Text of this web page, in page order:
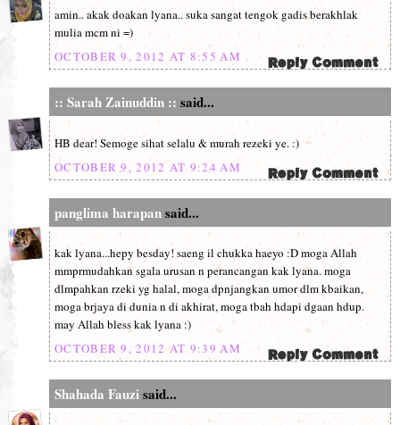
amin.. akak doakan lyana.. suka sangat tengok gadis berakhlak
mulia mcm ni =)
OCTOBER 9, 2012 AT 8:55 AM
:: Sarah Zainuddin :: said...
HB dear! Semoge sihat selalu & murah rezeki ye. :)
OCTOBER 9, 2012 AT 9:24 AM
panglima harapansaid...
kak lyana...hepy besday! saeng il chukka haeyo :D moga Allah
mmprmudahkan sgala urusan n perancangan kak lyana. moga
dlmpahkan rzeki yg halal, moga dpnjangkan umor dlm kbaikan,
moga brjaya di dunia n di akhirat, moga tbah hdapi dgaan hdup.
may Allah bless kak lyana :)
OCTOBER 9, 2012 AT 9:39 AM
Shahada Fauzisaid...